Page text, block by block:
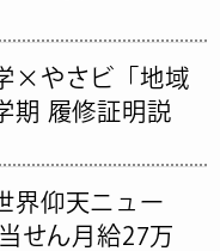
×やさビ「地域
期 履修証明説
界仰天ニュー
せん月給27万